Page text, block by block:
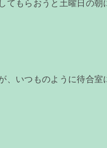
てもらおうと土曜日の朝
、いつものように待合室